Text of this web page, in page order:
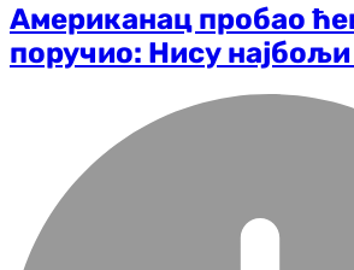
Американац пробао
поручио: Нису најбољи